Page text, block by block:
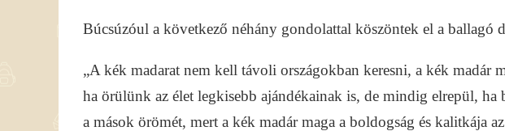
Búcsúzóul a következő néhány gondolattal köszöntek el a ballagó
„A kék madarat nem kell távoli országokban keresni, a kék madár
ha örülünk az élet legkisebb ajándékainak is, de mindig elrepül,
a mások örömét, mert a kék madár maga a boldogság és kalitkája